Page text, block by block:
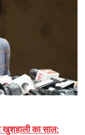
खुशहाली का साल: